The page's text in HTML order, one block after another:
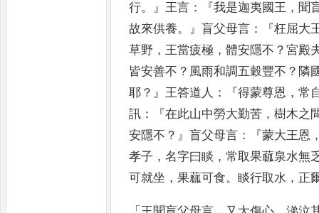
行。』王言 ： 『我是迦夷國王 ， 聞
故來供養。』盲父母言 ：『枉屈大
草野 ，王當疲極 ，體安隱不 ？宮殿
皆安善不 ？ 風雨和調五穀豐不 ？ 隣
耶 ？』王答道人 ：『得蒙尊恩 ，常
訊 ：『在此山中勞大勤苦 ，樹木之
安隱不 ？』盲父母言 ： 『蒙大王恩
孝子 ，名字曰睒 ，常取果蓏泉水無
可就坐 ，果蓏可食。睒行取水 ， 正